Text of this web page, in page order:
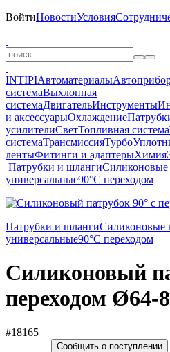
ВойтиНовостиУсловия
INTIPIАвтоматериалы
системаВыхлопная
системаДвигательИнструменты
и аксессуарыОхлаждение
усилителиСветТопливная система
системаТрансмиссияТурбо
лентыФитинги и адаптерыХимия
Патрубки и шлангиСиликоновые
универсальные90°С переходом
Патрубки и шлангиСиликоновые
универсальные90°С переходом
Силиконовый
переходом
#18165
Сообщить о поступлении